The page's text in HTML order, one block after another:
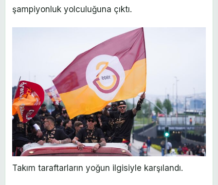
şampiyonluk yolculuğuna çıktı.
Takım taraftarların yoğun ilgisiyle karşılandı.